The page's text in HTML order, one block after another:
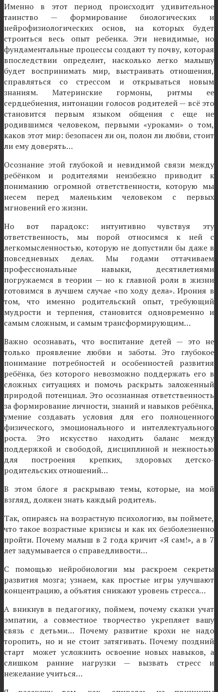
Именно в этот период происходит удивительное
таинство — формирование биологических и
нейрофизиологических основ, на которых будет
строиться весь опыт ребенка. Эти невидимые, но
фундаментальные процессы создают ту почву, которая
впоследствии определит, насколько легко малышу
будет воспринимать мир, выстраивать отношения,
справляться со стрессом и открываться новым
знаниям. Материнские гормоны, ритмы ее
сердцебиения, интонации голосов родителей — всё это
становится первым языком общения с еще не
родившимся человеком, первыми «уроками» о том,
каков этот мир: безопасен ли он, полон ли любви, стоит
ли ему доверять…
Осознание этой глубокой и невидимой связи между
ребёнком и родителями неизбежно приводит к
пониманию огромной ответственности, которую мы
несем перед маленьким человеком с первых
мгновений его жизни.
Но вот парадокс: интуитивно чувствуя эту
ответственность, мы порой относимся к ней с
легкомысленностью, которую не допустили бы даже в
повседневных делах. Мы годами оттачиваем
профессиональные навыки, десятилетиями
погружаемся в теории — но к главной роли в жизни
готовимся в лучшем случае «по ходу дела». Ирония в
том, что именно родительский опыт, требующий
мудрости и терпения, становится одновременно и
самым сложным, и самым трансформирующим…
Важно осознавать, что воспитание детей — это не
только проявление любви и заботы. Это глубокое
понимание потребностей и особенностей развития
ребёнка, без которого невозможно поддержать его в
сложных ситуациях и помочь раскрыть заложенный
природой потенциал. Это осознанная ответственность
за формирование личности, знаний и навыков ребёнка,
умение создавать условия для его полноценного
физического, эмоционального и интеллектуального
роста. Это искусство находить баланс между
поддержкой и свободой, дисциплиной и нежностью
для построения крепких, здоровых детско-
родительских отношений…
В этом блоге я раскрываю темы, которые, на мой
взгляд, должен знать каждый родитель.
Так, опираясь на возрастную психологию, вы поймете,
что такое возрастные кризисы и как их безболезненно
пройти. Почему малыш в 2 года кричит «Я сам!», а в 7
лет задумывается о справедливости…
С помощью нейробиологии мы раскроем секреты
развития мозга; узнаем, как простые игры улучшают
концентрацию, а объятия снижают уровень стресса…
А вникнув в педагогику, поймем, почему сказки учат
эмпатии, а совместное творчество укрепляет вашу
связь с детьми… Почему развитие крохи не надо
торопить, но и не стоит затягивать. Почему поздний
старт может усложнить освоение новых навыков, а
слишком ранние нагрузки — вызвать стресс и
нежелание учиться…